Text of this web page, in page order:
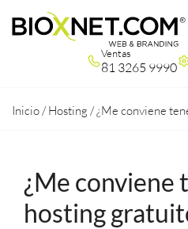
Ventas
81 3265 9990
Inicio /Hosting /¿Me conviene
¿Me conviene
hosting